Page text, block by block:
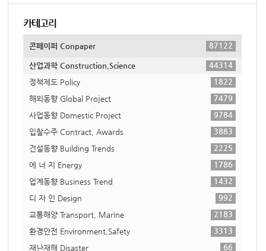
카테고리
콘페이퍼 Conpaper 87122
산업과학 Construction,Science
44314
정책제도 Policy
1822
해외동향 Global Project
7479
사업동향 Domestic Project
9784
입찰수주 Contract, Awards
3883
건설동향 Building Trends
2225
에 너 지 Energy
1786
업계동향 Business Trend
1432
디 자 인 Design
992
교통해양 Transport, Marine
2183
환경안전 Environment,Safety
3313
재난재해 Disaster
66